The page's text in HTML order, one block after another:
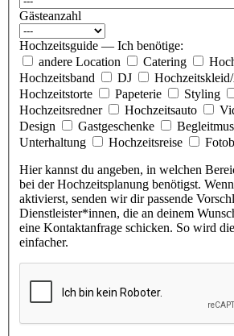
Gästeanzahl
Hochzeitsguide — Ich benötige:
andere Location
Catering
Hochzeitsband
DJ
Hochzeitstorte
Papeterie Styling
Hochzeitsredner
Hochzeitsauto
Design
Gastgeschenke
Unterhaltung
Hochzeitsreise
Hier kannst du angeben, in welchen
bei der Hochzeitsplanung benötigst.
aktivierst, senden wir dir passende
Dienstleister*innen, die an deinem
eine Kontaktanfrage schicken. So wird
einfacher.